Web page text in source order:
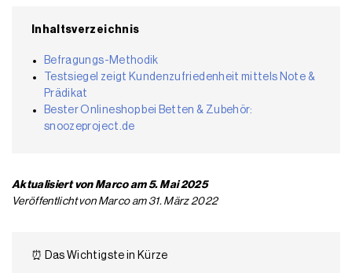
Inhaltsverzeichnis
Befragungs-Methodik
Testsiegel zeigt Kundenzufriedenheit mittels Note &
Prädikat
Bester Onlineshop bei Betten & Zubehör:
snoozeproject.de
Aktualisiert von Marco am 5. Mai 2025
Veröffentlicht von Marco am 31. März 2022
⏰ Das Wichtigste in Kürze